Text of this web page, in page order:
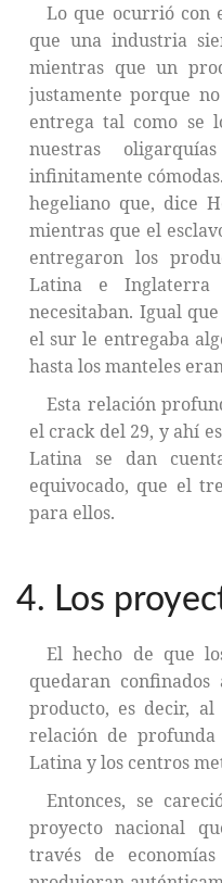
Lo que ocurrió con
que una industria
mientras que un
justamente porque
entrega tal como se
nuestras
infinitamente
hegeliano que, dice
mientras que el
entregaron los
Latina e
necesitaban. Igual
el sur le entregaba
hasta los manteles
Esta relación
el crack del 29, y ahí
Latina se dan
equivocado, que el
para ellos.
4. Los
El hecho de que
quedaran
producto, es decir, al
relación de
Latina y los centros
Entonces, se
proyecto nacional
través de